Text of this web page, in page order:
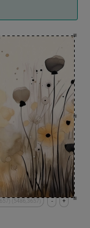
+
-
(5486,3657)